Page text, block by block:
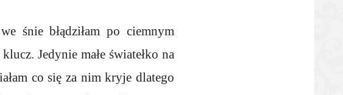
śnie błądziłam po ciemnym
Jedynie małe światełko na
co się za nim kryje dlatego